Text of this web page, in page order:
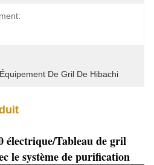
Équipement De Gril De Hibachi
électrique/Tableau de gril
le système de purification